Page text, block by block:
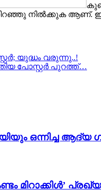
നിറഞ്ഞു നിൽക്കുക
യുദ്ധം വരുന്നു..!
പോസ്റ്റർ പുറത്ത്…
ഒന്നിച്ച ആദ്യ
മിറാക്കിൾ’